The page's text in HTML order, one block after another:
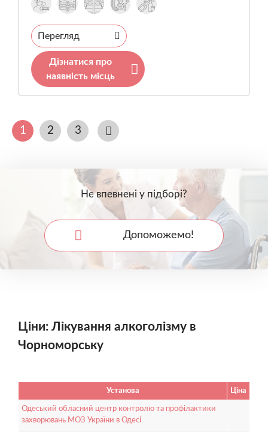
Перегляд
Дізнатися про
наявність місць
1 2 3
Не впевнені у підборі?
Допоможемо!
Ціни: Лікування алкоголізму в
Чорноморську
Установа Ціна
Одеський обласний центр контролю та профілактики
захворювань МОЗ України в Одесі